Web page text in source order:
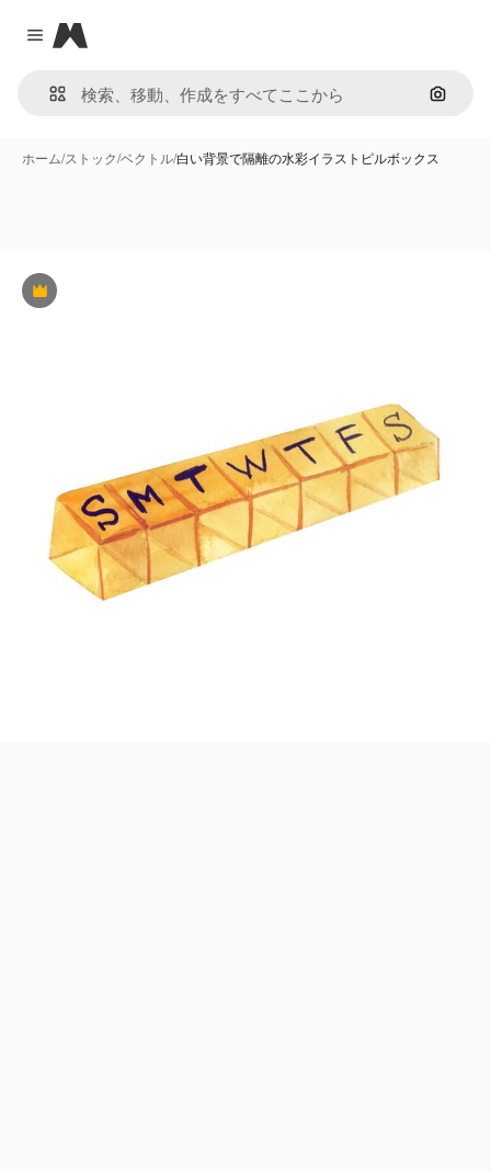
Close menu
Magnific
画像で
ホーム/ストック/ベクトル/白い背景で隔離の水彩イラストピルボックス
Premium